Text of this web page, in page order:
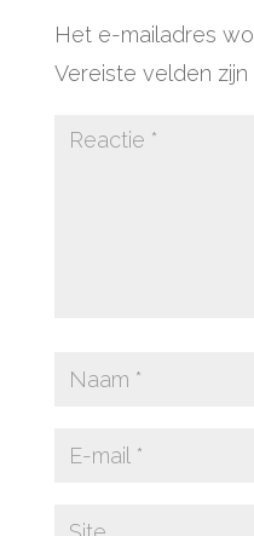
Het e-mailadres
Vereiste velden